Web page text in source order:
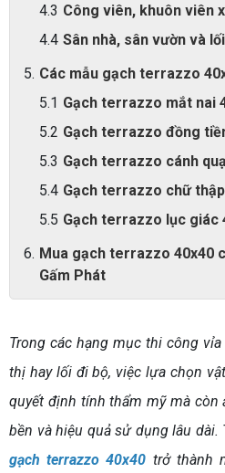
Công viên, khuôn viên
Sân nhà, sân vườn và
Các mẫu gạch terrazzo
Gạch terrazzo mắt nai
Gạch terrazzo đồng
Gạch terrazzo cánh
Gạch terrazzo chữ
Gạch terrazzo lục giác
Mua gạch terrazzo 40x40
Gấm Phát
Trong các hạng mục thi công
thị hay lối đi bộ, việc lựa chọn
quyết định tính thẩm mỹ mà
bền và hiệu quả sử dụng lâu dài.
gạch terrazzo 40x40 trở thành